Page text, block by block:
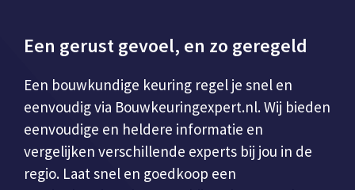
Een gerust gevoel, en zo geregeld
Een bouwkundige keuring regel je snel en
eenvoudig via Bouwkeuringexpert.nl. Wij bieden
eenvoudige en heldere informatie en
vergelijken verschillende experts bij jou in de
regio. Laat snel en goedkoop een